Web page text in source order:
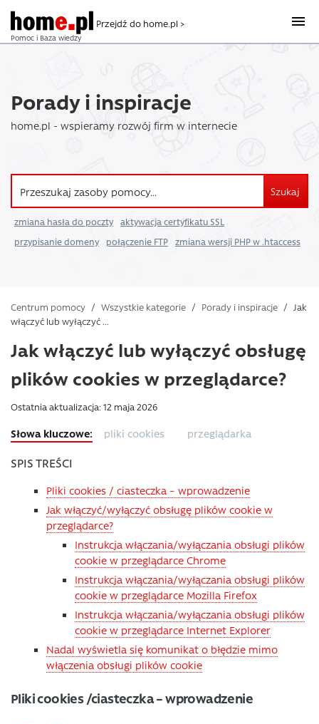
Pomoc i Baza wiedzy
Przejdź do home.pl >
Porady i inspiracje
home.pl - wspieramy rozwój firm w internecie
Szukaj
zmiana hasła do poczty
aktywacja certyfikatu SSL
przypisanie domeny
połączenie FTP zmiana wersji PHP w .htaccess
Centrum pomocy / Wszystkie kategorie / Porady i inspiracje /
Jak
włączyć lub wyłączyć ...
Jak włączyć lub wyłączyć obsługę
plików cookies w przeglądarce?
Ostatnia aktualizacja: 12 maja 2026
pliki cookies przeglądarka
SPIS TREŚCI
Pliki cookies / ciasteczka – wprowadzenie
Jak włączyć/wyłączyć obsługę plików cookie w
przeglądarce?
Instrukcja włączania/wyłączania obsługi plików
cookie w przeglądarce Chrome
Instrukcja włączania/wyłączania obsługi plików
cookie w przeglądarce Mozilla Firefox
Instrukcja włączania/wyłączania obsługi plików
cookie w przeglądarce Internet Explorer
Nadal wyświetla się komunikat o błędzie mimo
włączenia obsługi plików cookie
Pliki cookies /ciasteczka – wprowadzenie